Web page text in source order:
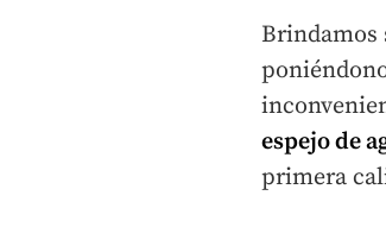
Brindamos
espejo de
primera